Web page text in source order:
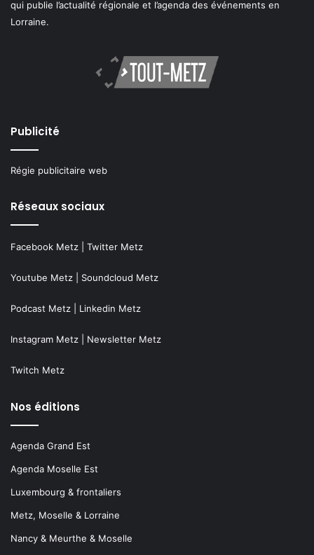
qui publie l’actualité régionale et l’agenda des événements en
Lorraine.
Publicité
Régie publicitaire web
Réseaux sociaux
Facebook Metz Twitter Metz
Youtube Metz Soundcloud Metz
Podcast Metz Linkedin Metz
Instagram Metz Newsletter Metz
Twitch Metz
Nos éditions
Agenda Grand Est
Agenda Moselle Est
Luxembourg & frontaliers
Metz, Moselle & Lorraine
Nancy & Meurthe & Moselle